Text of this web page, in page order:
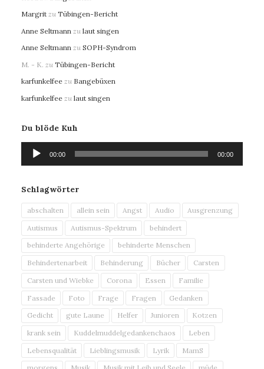
Margrit zu Tübingen-Bericht
Anne Seltmann zu laut singen
Anne Seltmann zu SOPH-Syndrom
M. - K. zu Tübingen-Bericht
karfunkelfee zu Bangebüxen
karfunkelfee zu laut singen
Du blöde Kuh
Audio-
Player
00:00 00:00
Schlagwörter
abschalten allein sein Angst Audio
Ausgrenzung
Autismus
Autismus-Spektrum
behindert
behinderte Angehörige
behinderte Menschen
Behindertenarbeit
Behinderung Bücher
Carsten
Carsten und Wiebke
Corona Essen
Familie
Fassade
Foto Frage Fragen
Gedanken
Gedicht
gute Laune Helfer Junioren
Kotzen
krank sein
Kuddelmuddelgedankenchaos
Leben
Lebensqualität
Lieblingsmusik Lyrik
MamS